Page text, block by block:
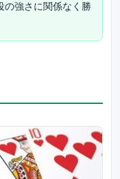
の強さに関係なく勝